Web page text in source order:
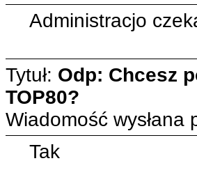
Administracjo
Tytuł: Odp: Chcesz
TOP80?
Wiadomość wysłana
Tak